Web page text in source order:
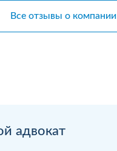
адвокат
Все отзывы о компании